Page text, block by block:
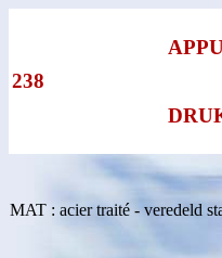
238
MAT : acier traité - veredeld